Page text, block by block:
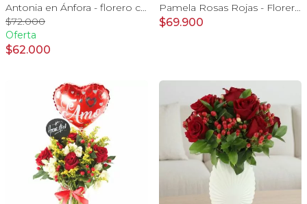
Antonia en Ánfora - florero con 18 rosas rojo e hypericum
$72.000
Oferta
$62.000
Pamela Rosas Rojas - Florero negro mediano con rosas rojas y mini claveles rosados y fucsias
$69.900